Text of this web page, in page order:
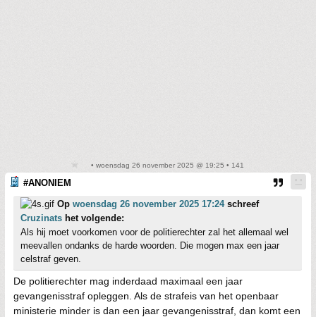
• woensdag 26 november 2025 @ 19:25 • 141
#ANONIEM
Op woensdag 26 november 2025 17:24schreef
Cruzinats het volgende:
Als hij moet voorkomen voor de politierechter zal het allemaal wel
meevallen ondanks de harde woorden. Die mogen max een jaar
celstraf geven.
De politierechter mag inderdaad maximaal een jaar
gevangenisstraf opleggen. Als de strafeis van het openbaar
ministerie minder is dan een jaar gevangenisstraf, dan komt een